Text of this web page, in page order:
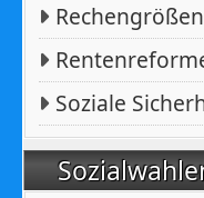
Soziale